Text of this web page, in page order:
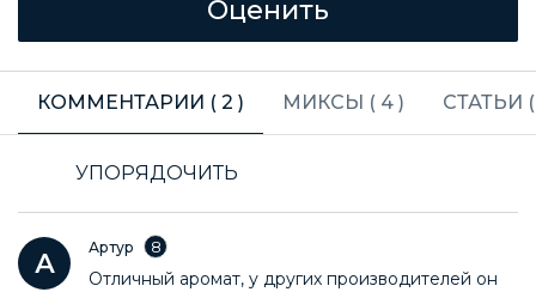
КОММЕНТАРИИ ( 2 ) МИКСЫ ( 4 ) СТАТЬИ
УПОРЯДОЧИТЬ
Артур 8
Отличный аромат, у других производителей он